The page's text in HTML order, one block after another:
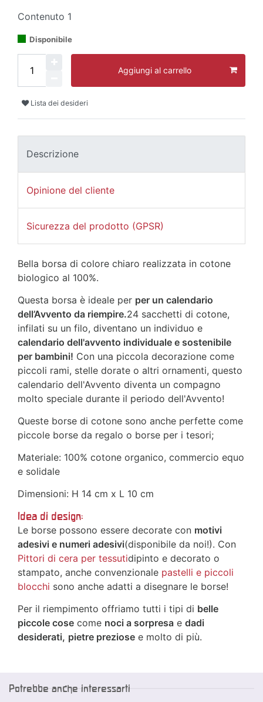
Contenuto 1
Disponibile
Aggiungi al carrello
Lista dei desideri
Descrizione
Opinione del cliente
Sicurezza del prodotto (GPSR)
Bella borsa di colore chiaro realizzata in cotone
biologico al 100%.
Questa borsa è ideale per per un calendario
dell’Avvento da riempire.24 sacchetti di cotone,
infilati su un filo, diventano un individuo e
calendario dell'avvento individuale e sostenibile
per bambini! Con una piccola decorazione come
piccoli rami, stelle dorate o altri ornamenti, questo
calendario dell'Avvento diventa un compagno
molto speciale durante il periodo dell'Avvento!
Queste borse di cotone sono anche perfette come
piccole borse da regalo o borse per i tesori;
Materiale: 100% cotone organico, commercio equo
e solidale
Dimensioni: H 14 cm x L 10 cm
Idea di design:
Le borse possono essere decorate con motivi
adesivi e numeri adesivi(disponibile da noi!). Con
Pittori di cera per tessutidipinto e decorato o
stampato, anche convenzionale pastelli e piccoli
blocchi sono anche adatti a disegnare le borse!
Per il riempimento offriamo tutti i tipi di belle
piccole cose come noci a sorpresa e dadi
desiderati, pietre preziose e molto di più.
Potrebbe anche interessarti